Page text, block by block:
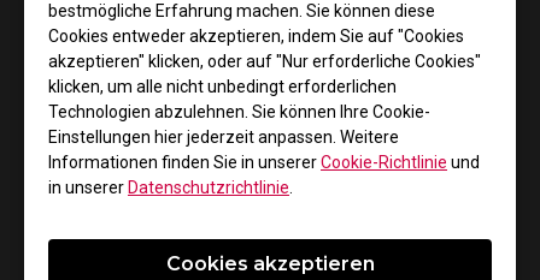
bestmögliche Erfahrung machen. Sie können diese
Cookies entweder akzeptieren, indem Sie auf "Cookies
akzeptieren" klicken, oder auf "Nur erforderliche Cookies"
klicken, um alle nicht unbedingt erforderlichen
Technologien abzulehnen. Sie können Ihre Cookie-
Einstellungen hier jederzeit anpassen. Weitere
Informationen finden Sie in unsererCookie-Richtlinie und
in unserer Datenschutzrichtlinie
Cookies akzeptieren
Die ZA13-B bietet durch ihr leicht konkaves Design den
optimalen Grip für Daumen, Ring- und kleinen Finger an
den Seiten der Maus. Damit ist perfekter Halt selbst
beim Anheben und bei schnellen Reaktionen gegeben.